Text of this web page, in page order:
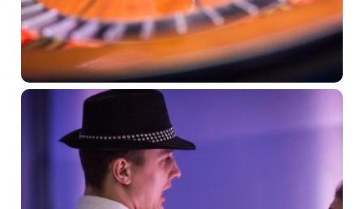
O sieti Trinity hotels
Naše priestory